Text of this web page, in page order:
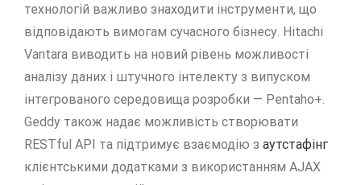
технологій важливо знаходити інструменти, що
відповідають вимогам сучасного бізнесу. Hitachi
Vantara виводить на новий рівень можливості
аналізу даних і штучного інтелекту з випуском
інтегрованого середовища розробки — Pentaho+.
Geddy також надає можливість створювати
RESTful API та підтримує взаємодію з аутстафінг
клієнтськими додатками з використанням AJAX